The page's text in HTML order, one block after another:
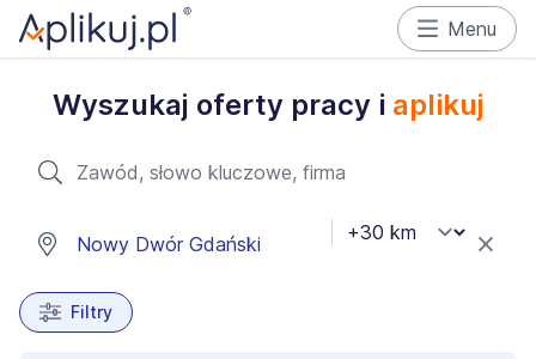
Menu
Wyszukaj oferty pracy i aplikuj
Filtry